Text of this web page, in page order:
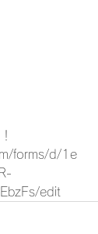
forms/d/1e
edit